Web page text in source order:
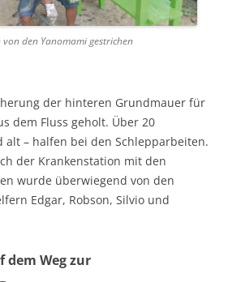
von den Yanomami gestrichen
der hinteren Grundmauer für
dem Fluss geholt. Über 20
alt – halfen bei den Schlepparbeiten.
der Krankenstation mit den
wurde überwiegend von den
Edgar, Robson, Silvio und
dem Weg zur